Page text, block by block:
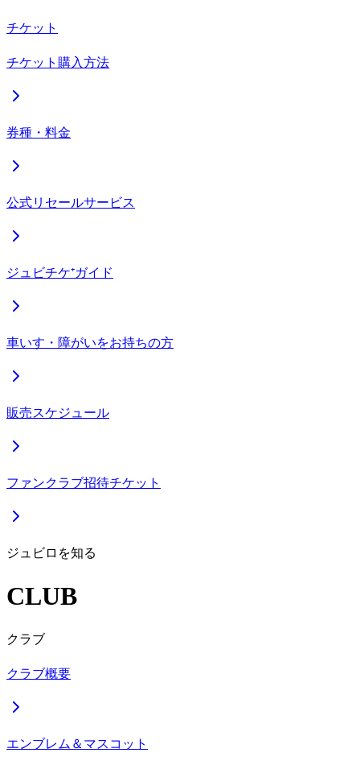
チケット
チケット購入方法
券種・料金
公式リセールサービス
ジュビチケ⁺ガイド
車いす・障がいをお持ちの方
販売スケジュール
ファンクラブ招待チケット
ジュビロを知る
CLUB
クラブ
クラブ概要
エンブレム＆マスコット